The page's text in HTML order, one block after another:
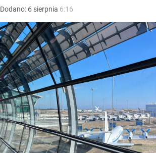
Dodano: 6 sierpnia 6:16